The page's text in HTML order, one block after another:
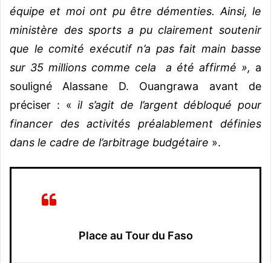
équipe et moi ont pu être démenties. Ainsi, le
ministère des sports a pu clairement soutenir
que le comité exécutif n’a pas fait main basse
sur 35 millions comme cela a été affirmé », a
souligné Alassane D. Ouangrawa avant de
préciser : «il s’agit de l’argent débloqué pour
financer des activités préalablement définies
dans le cadre de l’arbitrage budgétaire ».
Place au Tour du Faso